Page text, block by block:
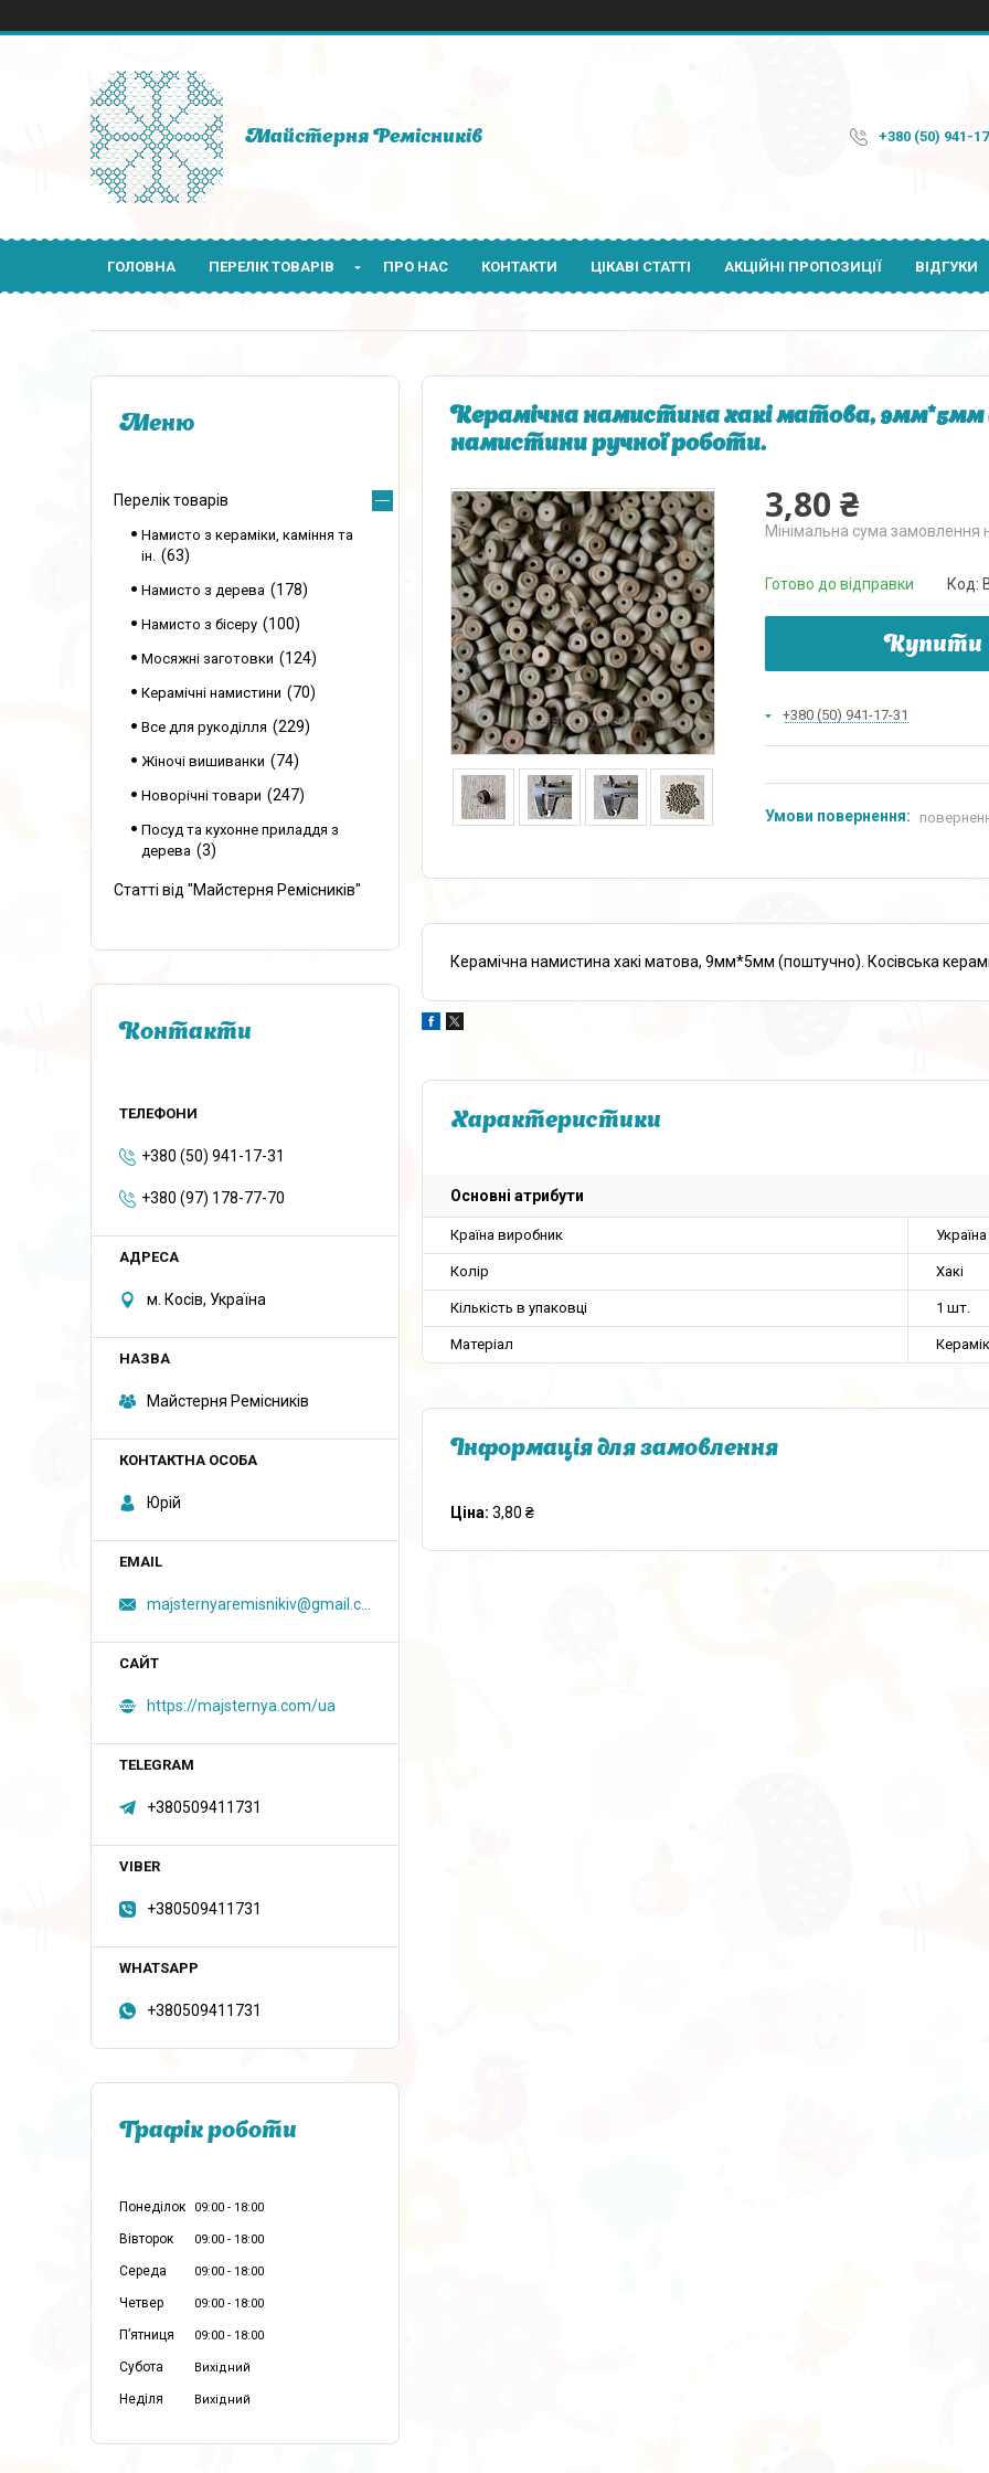
Майстерня Ремісників +380 (50) 941-
ГОЛОВНА ПЕРЕЛІК ТОВАРІВ ПРО НАС КОНТАКТИ ЦІКАВІ СТАТТІ АКЦІЙНІ ПРОПОЗИЦІЇ ВІДГУКИ
Керамічна намистина хакі матова, 9мм*5мм
намистини ручної роботи.
3,80 ₴
Мінімальна сума замовлення
Готово до відправки Код:
Купити
+380 (50) 941-17-31
Керамічна намистина хакі матова, 9мм*5мм (поштучно). Косівська
Характеристики
Основні атрибути
Країна виробник Україна
Колір Хакі
Кількість в упаковці 1 шт.
Матеріал
Інформація для замовлення
Ціна: 3,80 ₴
Перелік товарів
Намисто з кераміки, каміння та
ін.
63
Намисто з дерева 178
Намисто з бісеру 100
Мосяжні заготовки 124
Керамічні намистини 70
Все для рукоділля 229
Жіночі вишиванки 74
Новорічні товари 247
Посуд та кухонне приладдя з
дерева
3
Статті від "Майстерня Ремісників"
Контакти
+380 (50) 941-17-31
+380 (97) 178-77-70
м. Косів, Україна
Майстерня Ремісників
Юрій
https://majsternya.com/ua
+380509411731
+380509411731
+380509411731
Графік роботи
Понеділок 09:00 18:00
Вівторок 09:00 18:00
Середа 09:00 18:00
Четвер 09:00 18:00
Пʼятниця 09:00 18:00
Субота Вихідний
Неділя Вихідний